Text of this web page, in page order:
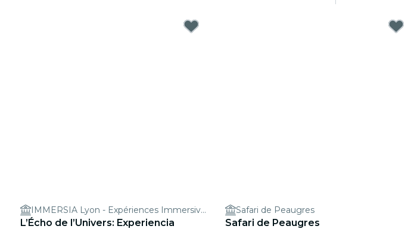
IMMERSIA Lyon - Expériences Immersives en Réalité Virtuelle
L’Écho de l’Univers: Experiencia
Safari de Peaugres
Safari de Peaugres